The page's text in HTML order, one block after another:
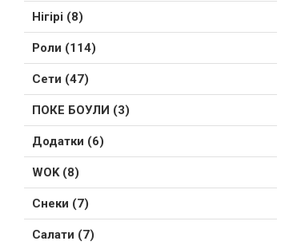
Нігірі (8)
Роли (114)
Сети (47)
ПОКЕ БОУЛИ (3)
Додатки (6)
WOK (8)
Снеки (7)
Салати (7)